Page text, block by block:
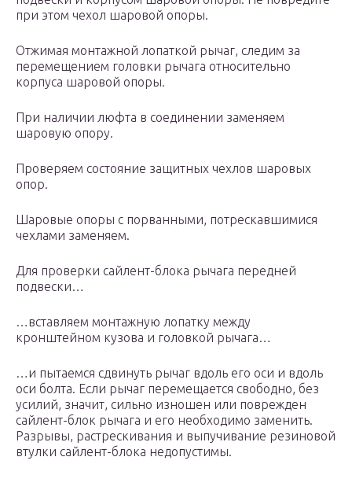
при этом чехол шаровой опоры.
Отжимая монтажной лопаткой рычаг, следим за
перемещением головки рычага относительно
корпуса шаровой опоры.
При наличии люфта в соединении заменяем
шаровую опору.
Проверяем состояние защитных чехлов шаровых
опор.
Шаровые опоры с порванными, потрескавшимися
чехлами заменяем.
Для проверки сайлент-блока рычага передней
подвески…
…вставляем монтажную лопатку между
кронштейном кузова и головкой рычага…
…и пытаемся сдвинуть рычаг вдоль его оси и вдоль
оси болта. Если рычаг перемещается свободно, без
усилий, значит, сильно изношен или поврежден
сайлент-блок рычага и его необходимо заменить.
Разрывы, растрескивания и выпучивание резиновой
втулки сайлент-блока недопустимы.